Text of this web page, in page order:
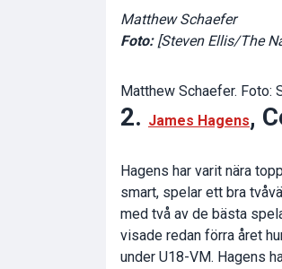
Matthew Schaefer
Foto: [Steven Ellis/The
Matthew Schaefer.
2. James Hagens,
Hagens har varit nära
smart, spelar ett bra
med två av de bästa
visade redan förra året
under U18-VM. Hagens